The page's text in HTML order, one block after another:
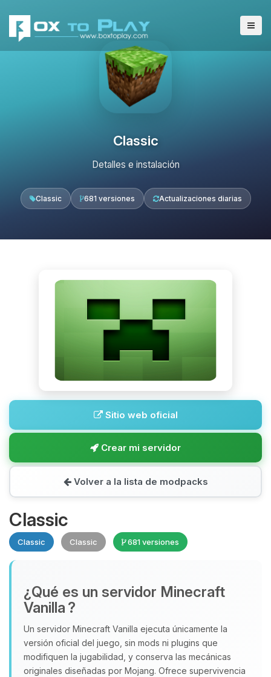
Classic
Detalles e instalación
Classic 681 versiones Actualizaciones diarias
Sitio web oficial
Crear mi servidor
Volver a la lista de modpacks
Classic
Classic Classic 681 versiones
¿Qué es un servidor Minecraft
Vanilla ?
Un servidor Minecraft Vanilla ejecuta únicamente la
versión oficial del juego, sin mods ni plugins que
modifiquen la jugabilidad, y conserva las mecánicas
originales diseñadas por Mojang. Ofrece supervivencia
Yupi, por fin alguien con quien
hablar! Soy Choupy, tu pequeno
asistente de BoxToPlay. Cuentame